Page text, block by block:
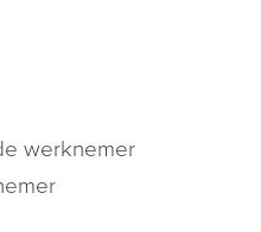
werknemer